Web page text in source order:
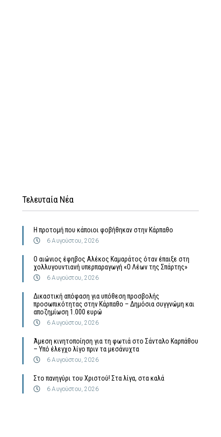
Τελευταία Νέα
Η προτομή που κάποιοι φοβήθηκαν στην Κάρπαθο
6 Αυγούστου, 2026
Ο αιώνιος έφηβος Αλέκος Καμαράτος όταν έπαιξε στη
χολλυγουντιανή υπερπαραγωγή «Ο Λέων της Σπάρτης»
6 Αυγούστου, 2026
Δικαστική απόφαση για υπόθεση προσβολής
προσωπικότητας στην Κάρπαθο – Δημόσια συγγνώμη και
αποζημίωση 1.000 ευρώ
6 Αυγούστου, 2026
Άμεση κινητοποίηση για τη φωτιά στο Σάνταλο Καρπάθου
– Υπό έλεγχο λίγο πριν τα μεσάνυχτα
6 Αυγούστου, 2026
Στο πανηγύρι του Χριστού! Στα λίγα, στα καλά
6 Αυγούστου, 2026